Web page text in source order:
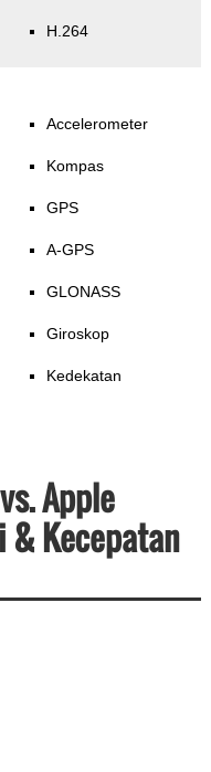
H.264
Accelerometer
Kompas
GPS
A-GPS
GLONASS
Giroskop
Kedekatan
Apple
& Kecepatan